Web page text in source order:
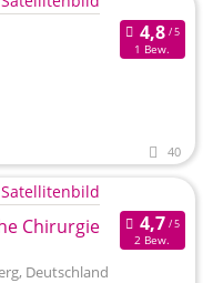
1 Bew.
40
Chirurgie
2 Bew.
Deutschland